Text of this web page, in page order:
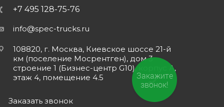
+7 495 128-75-76
info@spec-trucks.ru
108820, г. Москва, Киевское шоссе 21-й
км (поселение Мосрентген), дом 3
строение 1 (Бизнес-центр G10), корпус А,
этаж 4, помещение 4.5
Заказать звонок
Закажите
звонок!